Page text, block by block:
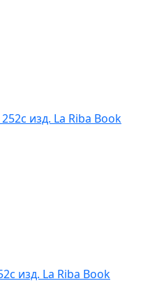
изд. La Riba Book